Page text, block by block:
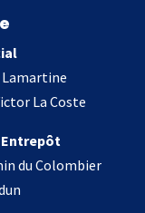
Lamartine
La Coste
du Colombier